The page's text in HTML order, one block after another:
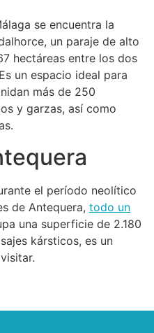
se encuentra la
un paraje de alto
hectáreas entre los dos
un espacio ideal para
más de 250
y garzas, así como
el período neolítico
de Antequera, todo un
una superficie de 2.180
kársticos, es un